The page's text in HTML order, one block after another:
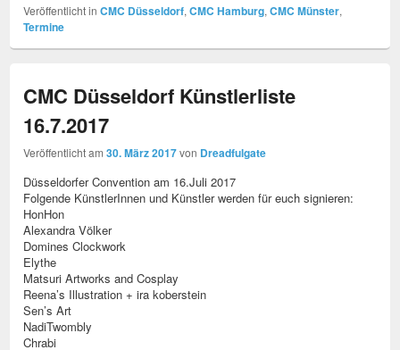
Veröffentlicht in CMC Düsseldorf,CMC Hamburg,CMC Münster,
Termine
CMC Düsseldorf Künstlerliste
16.7.2017
Veröffentlicht am30. März 2017von Dreadfulgate
Düsseldorfer Convention am 16.Juli 2017
Folgende KünstlerInnen und Künstler werden für euch signieren:
HonHon
Alexandra Völker
Domines Clockwork
Elythe
Matsuri Artworks and Cosplay
Reena’s Illustration + ira koberstein
Sen’s Art
NadiTwombly
Chrabi